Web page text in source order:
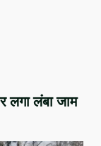
लगा लंबा जाम